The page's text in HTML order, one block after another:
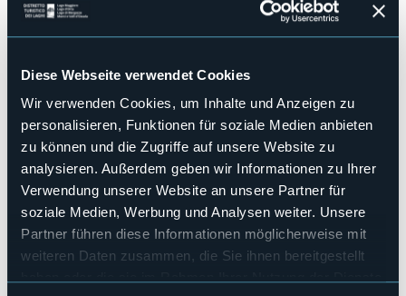
Diese Webseite verwendet Cookies
Wir verwenden Cookies, um Inhalte und Anzeigen zu
personalisieren, Funktionen für soziale Medien anbieten
zu können und die Zugriffe auf unsere Website zu
analysieren. Außerdem geben wir Informationen zu Ihrer
Verwendung unserer Website an unsere Partner für
soziale Medien, Werbung und Analysen weiter. Unsere
Partner führen diese Informationen möglicherweise mit
weiteren Daten zusammen, die Sie ihnen bereitgestellt
No
Hallenbad
Haustiere erlaubt
No
Anzahl der Zimmer
2
Anzahl der Betten
3
E-mail
alfredoemariarosa@alice.it
Telefon